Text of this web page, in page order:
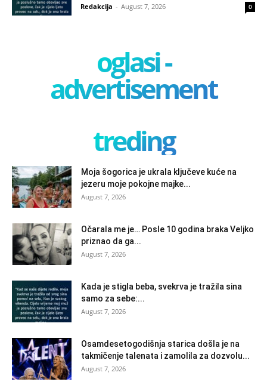
Redakcija - August 7, 2026 0
oglasi -
advertisement
treding
Moja šogorica je ukrala ključeve kuće na
jezeru moje pokojne majke...
August 7, 2026
Očarala me je… Posle 10 godina braka Veljko
priznao da ga...
August 7, 2026
Kada je stigla beba, svekrva je tražila sina
samo za sebe:...
August 7, 2026
Osamdesetogodišnja starica došla je na
takmičenje talenata i zamolila za dozvolu...
August 7, 2026